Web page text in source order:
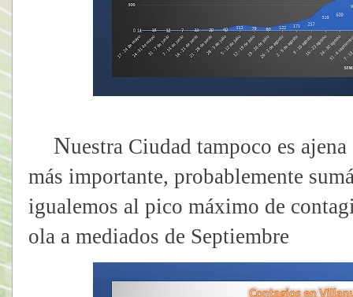
Nuestra Ciudad tampoco es
más importante, probablemente
igualemos al pico máximo de
ola a mediados de Septiembre